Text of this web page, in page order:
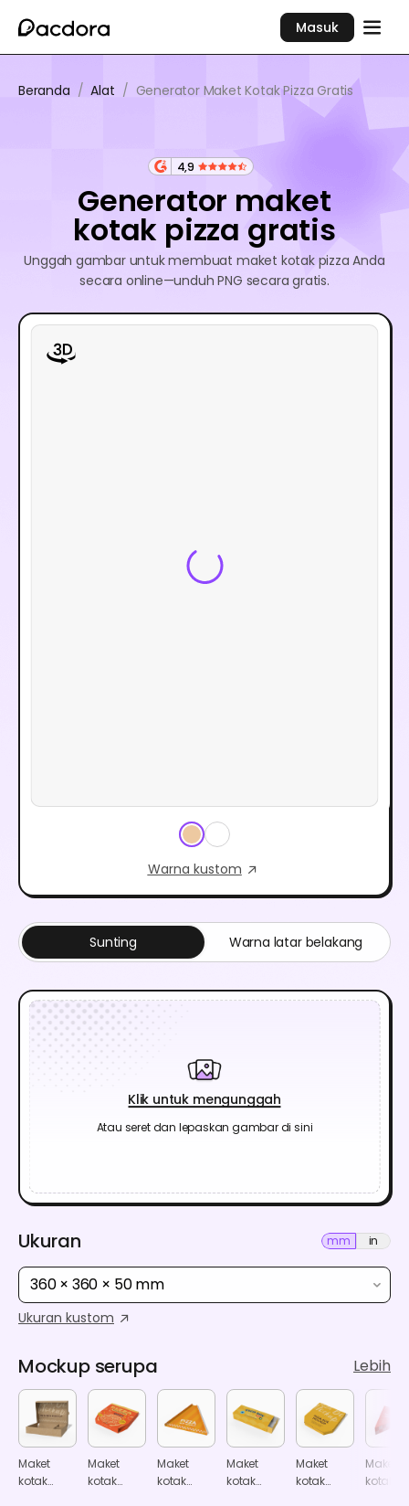
Masuk
Beranda / Alat / Generator Maket Kotak Pizza Gratis
4,9
Generator maket
kotak pizza gratis
Unggah gambar untuk membuat maket kotak pizza Anda
secara online—unduh PNG secara gratis.
Warna kustom
Klik untuk mengunggah
Atau seret dan lepaskan gambar di sini
Sunting Warna latar belakang
Ukuran mm in
360 × 360 × 50 mm
Ukuran kustom
Mockup serupa Lebih
Maket
kotak
Maket
kotak
Maket
kotak
Maket
kotak
Maket
kotak
Maket
kotak